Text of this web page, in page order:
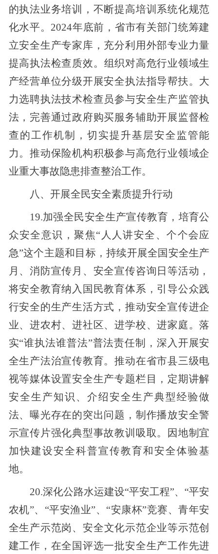
的执法业务培训，不断提高培训系统化规范
化水平。 2024年底前， 省市有关部门统筹建
立安全生产专家库，充分利用外部专业力量
提高执法检查质效。组织对高危行业领域生
产经营单位分级开展安全执法指导帮扶。大
力选聘执法技术检查员参与安全生产监管执
法，完善通过政府购买服务辅助开展监督检
查的工作机制
，切实提升基层安全监管能
力 。推动保险机构积极参与高危行业领域企
业重大事故隐患排查整治工作。
八、 开展全民安全素质提升行动
19.加强全民安全生产宣传教育， 培育公
众安全意识， 聚焦“ 人人讲安全 、个个会应
急”这个主题和目标，持续开展全国安全生产
月、消防宣传月、安全宣传咨询日等活动，
将安全教育纳入国民教育体系，引导公众践
行安全的生产生活方式，推动安全宣传进企
业、进农村、进社区、进学校、进家庭。落
实“谁执法谁普法”普法责任制，深入开展安
全生产法治宣传教育。推动在省市县三级电
视等媒体设置安全生产专题栏目，定期讲解
安全生产知识、介绍安全生产典型经验做
法、曝光存在的突出问题 ，制作播放安全警
示宣传片强化典型事故教训吸取 。因地制宜
加快建设安全科普宣传教育和安全体验基
地。
20.深化公路水运建设“平安工程”、“平安
农机”、“平安渔业”、“安康杯”竞赛、青年安
全生产示范岗 、安全文化示范企业等示范创
建工作，在全国评选一批安全生产工作先进